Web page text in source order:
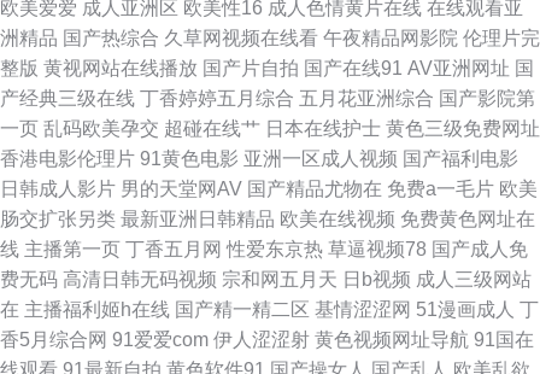
院网 亚洲日韩电影在线 免费版在线观看 创业项目 色色导航东京热 不卡国产
福利在线观看 欧美另类综合 中文字幕一 激情综合深爱 亚洲电影午夜福利 国
产精品一区二区在 色伊人国产高清在线 成人淫淫网 日本伦片 91色色福利视
频 美女含羞草 亚洲一区中 国产午夜在线精品三级 午夜色被窝 国产28页 日
韩成人自拍 AV狼友 年轻的护士4在线视频 在线免费观看日韩欧美 狠狠日天
天干 午夜在线寂寞影院 国产高清一 日韩精品欧美 av天堂中文字幕在线观看
欧美爱爱 成人亚洲区 欧美性16 成人色情黄片在线 在线观看亚
洲精品 国产热综合 久草网视频在线看 午夜精品网影院 伦理片完
整版 黄视网站在线播放 国产片自拍 国产在线91 AV亚洲网址 国
产经典三级在线 丁香婷婷五月综合 五月花亚洲综合 国产影院第
一页 乱码欧美孕交 超碰在线艹 日本在线护士 黄色三级免费网址
香港电影伦理片 91黄色电影 亚洲一区成人视频 国产福利电影
日韩成人影片 男的天堂网AV 国产精品尤物在 免费a一毛片 欧美
肠交扩张另类 最新亚洲日韩精品 欧美在线视频 免费黄色网址在
线 主播第一页 丁香五月网 性爱东京热 草逼视频78 国产成人免
费无码 高清日韩无码视频 宗和网五月天 日b视频 成人三级网站
在 主播福利姬h在线 国产精一精二区 基情涩涩网 51漫画成人 丁
香5月综合网 91爱爱com 伊人涩涩射 黄色视频网址导航 91国在